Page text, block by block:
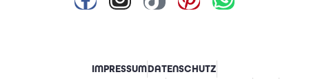
IMPRESSUMDATENSCHUTZ